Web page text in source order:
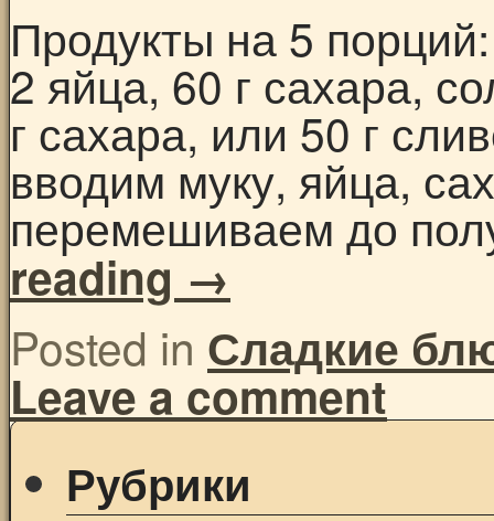
Продукты на 5
2 яйца, 60 г сахара,
г сахара, или 50 г
вводим муку, яйца,
перемешиваем до
reading →
Posted in Сладкие
Leave a comment
Рубрики